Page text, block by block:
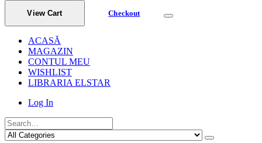
View Cart Checkout
ACASĂ
MAGAZIN
CONTUL MEU
WISHLIST
LIBRARIA ELSTAR
Log In